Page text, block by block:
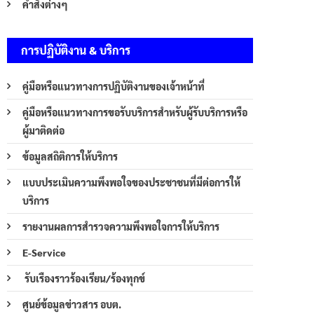
คำสั่งต่างๆ
การปฏิบัติงาน & บริการ
คู่มือหรือแนวทางการปฏิบัติงานของเจ้าหน้าที่
คู่มือหรือแนวทางการขอรับบริการสำหรับผู้รับบริการหรือ
ผู้มาติดต่อ
ข้อมูลสถิติการให้บริการ
แบบประเมินความพึงพอใจของประชาชนที่มีต่อการให้
บริการ
รายงานผลการสำรวจความพึงพอใจการให้บริการ
E-Service
รับเรืองราวร้องเรียน/ร้องทุกข์
ศูนย์ข้อมูลข่าวสาร อบต.